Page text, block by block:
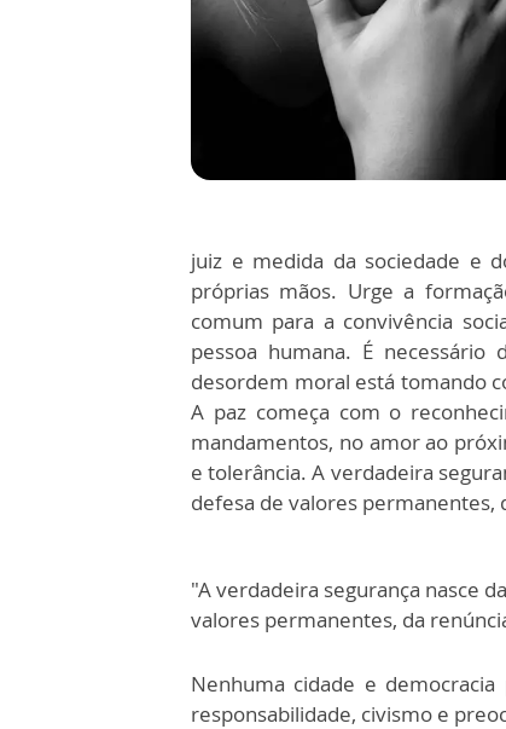
juiz e medida da sociedade e
próprias mãos. Urge a
comum para a convivência
pessoa humana. É
desordem moral está tomando
A paz começa com o
mandamentos, no amor ao
e tolerância. A verdadeira
defesa de valores permanentes,
"A verdadeira segurança nasce
valores permanentes, da
Nenhuma cidade e
responsabilidade, civismo e